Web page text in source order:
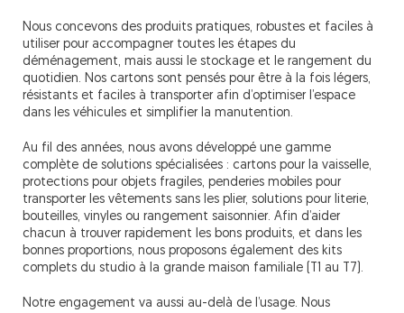
Nous concevons des produits pratiques, robustes et faciles à
utiliser pour accompagner toutes les étapes du
déménagement, mais aussi le stockage et le rangement du
quotidien. Nos cartons sont pensés pour être à la fois légers,
résistants et faciles à transporter afin d’optimiser l’espace
dans les véhicules et simplifier la manutention.
Au fil des années, nous avons développé une gamme
complète de solutions spécialisées : cartons pour la vaisselle,
protections pour objets fragiles, penderies mobiles pour
transporter les vêtements sans les plier, solutions pour literie,
bouteilles, vinyles ou rangement saisonnier. Afin d’aider
chacun à trouver rapidement les bons produits, et dans les
bonnes proportions, nous proposons également des kits
complets du studio à la grande maison familiale (T1 au T7).
Notre engagement va aussi au-delà de l’usage. Nous